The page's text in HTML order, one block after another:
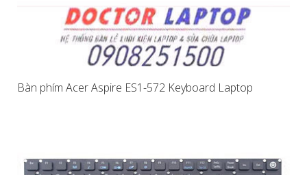
Bàn phím Acer Aspire ES1-572 Keyboard Laptop